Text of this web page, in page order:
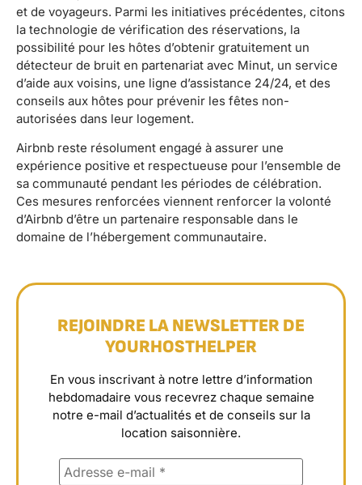
et de voyageurs. Parmi les initiatives précédentes, citons
la technologie de vérification des réservations, la
possibilité pour les hôtes d’obtenir gratuitement un
détecteur de bruit en partenariat avec Minut, un service
d’aide aux voisins, une ligne d’assistance 24/24, et des
conseils aux hôtes pour prévenir les fêtes non-
autorisées dans leur logement.
Airbnb reste résolument engagé à assurer une
expérience positive et respectueuse pour l’ensemble de
sa communauté pendant les périodes de célébration.
Ces mesures renforcées viennent renforcer la volonté
d’Airbnb d’être un partenaire responsable dans le
domaine de l’hébergement communautaire.
REJOINDRE LA NEWSLETTER DE
YOURHOSTHELPER
En vous inscrivant à notre lettre d’information
hebdomadaire vous recevrez chaque semaine
notre e-mail d’actualités et de conseils sur la
location saisonnière.